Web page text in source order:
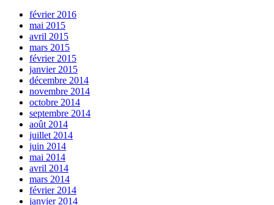
février 2016
mai 2015
avril 2015
mars 2015
février 2015
janvier 2015
décembre 2014
novembre 2014
octobre 2014
septembre 2014
août 2014
juillet 2014
juin 2014
mai 2014
avril 2014
mars 2014
février 2014
janvier 2014